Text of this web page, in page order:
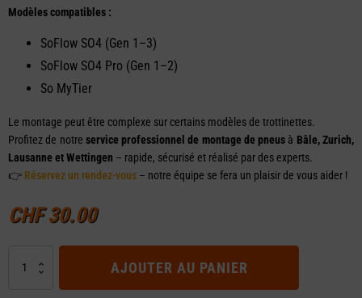
Modèles compatibles :
SoFlow SO4 (Gen 1–3)
SoFlow SO4 Pro (Gen 1–2)
So MyTier
Le montage peut être complexe sur certains modèles de trottinettes.
Profitez de notre service professionnel de montage de pneus à Bâle, Zurich,
Lausanne et Wettingen – rapide, sécurisé et réalisé par des experts.
👉 Réservez un rendez-vous – notre équipe se fera un plaisir de vous aider !
CHF30.00
AJOUTER AU PANIER